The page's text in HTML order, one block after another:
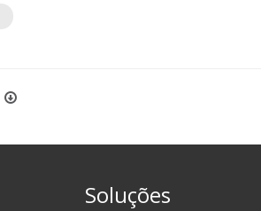
Soluções